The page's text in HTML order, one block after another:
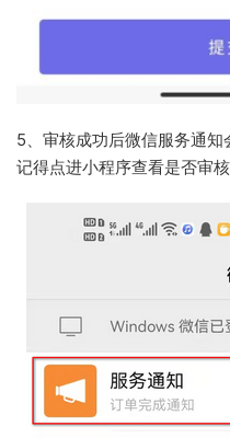
5、审核成功后微信服务通知
记得点进小程序查看是否审核